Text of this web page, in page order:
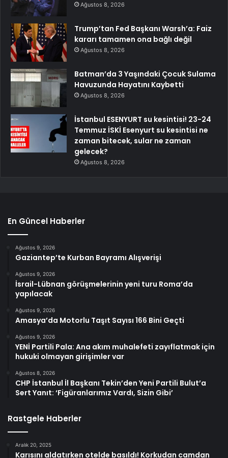
Ağustos 8, 2026
Trump’tan Fed Başkanı Warsh’a: Faiz
kararı tamamen ona bağlı değil
Ağustos 8, 2026
Batman’da 3 Yaşındaki Çocuk Sulama
Havuzunda Hayatını Kaybetti
Ağustos 8, 2026
İstanbul ESENYURT su kesintisi! 23-24
Temmuz İSKİ Esenyurt su kesintisi ne
zaman bitecek, sular ne zaman
gelecek?
Ağustos 8, 2026
En Güncel Haberler
Ağustos 9, 2026
Gaziantep’te Kurban Bayramı Alışverişi
Ağustos 9, 2026
İsrail-Lübnan görüşmelerinin yeni turu Roma’da
yapılacak
Ağustos 9, 2026
Amasya’da Motorlu Taşıt Sayısı 166 Bini Geçti
Ağustos 9, 2026
YENİ Partili Pala: Ana akım muhalefeti zayıflatmak için
hukuki olmayan girişimler var
Ağustos 8, 2026
CHP İstanbul İl Başkanı Tekin’den Yeni Partili Bulut’a
Sert Yanıt: ‘Figüranlarımız Vardı, Sizin Gibi’
Rastgele Haberler
Aralık 20, 2025
Karısını aldatırken otelde basıldı! Korkudan camdan